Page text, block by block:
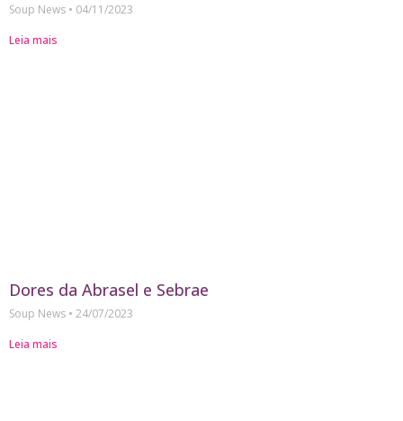
Soup News
04/11/2023
Leia mais
Dores da Abrasel e Sebrae
Soup News
24/07/2023
Leia mais